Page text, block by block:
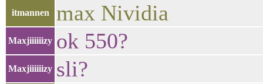
itmannen max Nividia
Maxjiiiiiizy ok 550?
Maxjiiiiiizy sli?